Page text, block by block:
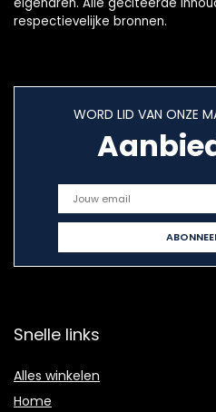
respectievelijke bronnen.
WORD LID VAN ONZE
Snelle links
Alles winkelen
Home